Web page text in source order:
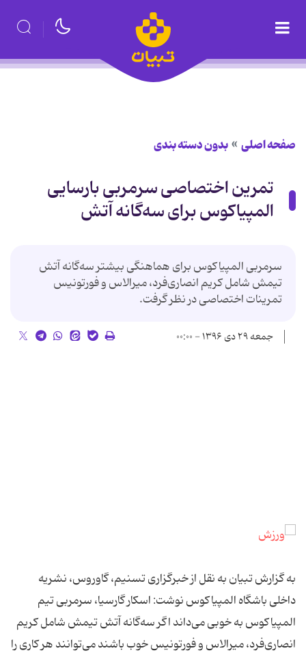
صفحه اصلی بدون دسته بندی
تمرین اختصاصی سرمربی بارسایی
المپیاکوس برای سه‌گانه آتش
سرمربی المپیاکوس برای هماهنگی بیشتر سه‌گانه آتش
تیمش شامل کریم انصاری‌فرد، میرالاس و فورتونیس
تمرینات اختصاصی در نظر گرفت.
جمعه ۲۹ دی ۱۳۹۶ - ۰۰:۰۰
به گزارش تبیان به نقل از خبرگزاری تسنیم، گاوروس، نشریه
داخلی باشگاه المپیاکوس نوشت: اسکار گارسیا، سرمربی تیم
المپیاکوس به خوبی می‌داند اگر سه‌گانه آتش تیمش شامل کریم
انصاری‌فرد، میرالاس و فورتونیس خوب باشند می‌توانند هر کاری را